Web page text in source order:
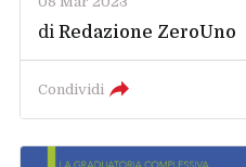
diRedazione ZeroUno
Condividi